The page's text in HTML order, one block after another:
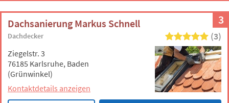
3
Dachsanierung Markus Schnell
Dachdecker (3)
Ziegelstr. 3
76185 Karlsruhe, Baden
(Grünwinkel)
Kontaktdetails anzeigen